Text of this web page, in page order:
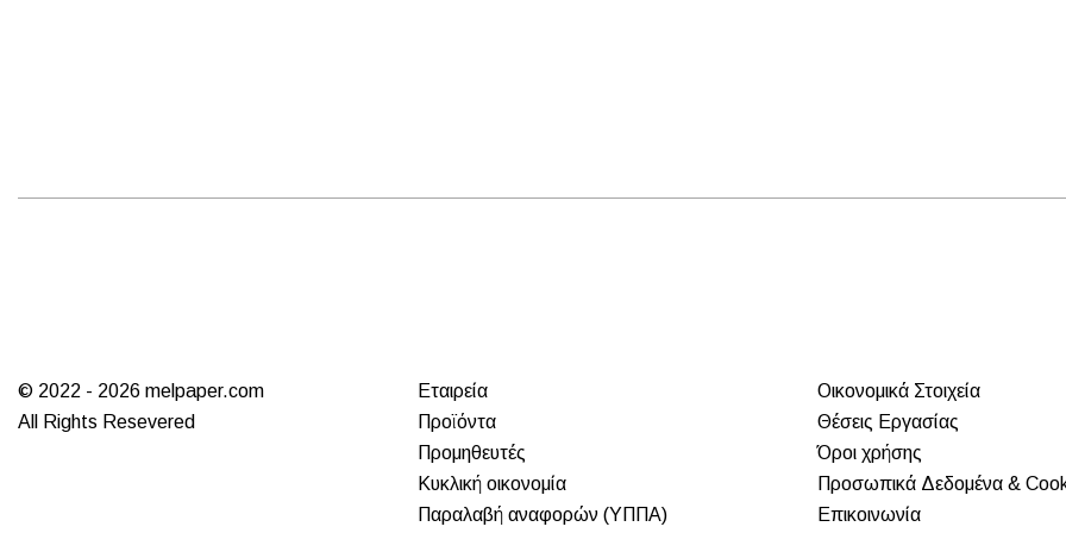
© 2022 - 2026 melpaper.com
All Rights Resevered
Εταιρεία
Προϊόντα
Προμηθευτές
Κυκλική οικονομία
Παραλαβή αναφορών (ΥΠΠΑ)
Οικονομικά Στοιχεία
Θέσεις Εργασίας
Όροι χρήσης
Προσωπικά Δεδομένα &
Επικοινωνία